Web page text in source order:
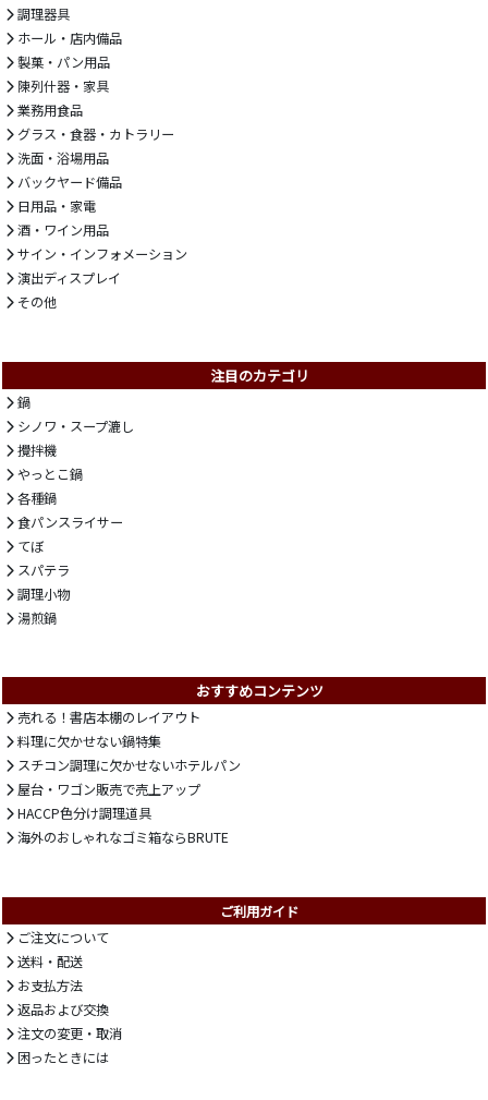
調理器具
ホール・店内備品
製菓・パン用品
陳列什器・家具
業務用食品
グラス・食器・カトラリー
洗面・浴場用品
バックヤード備品
日用品・家電
酒・ワイン用品
サイン・インフォメーション
演出ディスプレイ
その他
注目のカテゴリ
鍋
シノワ・スープ漉し
攪拌機
やっとこ鍋
各種鍋
食パンスライサー
てぼ
スパテラ
調理小物
湯煎鍋
おすすめコンテンツ
売れる！書店本棚のレイアウト
料理に欠かせない鍋特集
スチコン調理に欠かせないホテルパン
屋台・ワゴン販売で売上アップ
HACCP色分け調理道具
海外のおしゃれなゴミ箱ならBRUTE
ご利用ガイド
ご注文について
送料・配送
お支払方法
返品および交換
注文の変更・取消
困ったときには